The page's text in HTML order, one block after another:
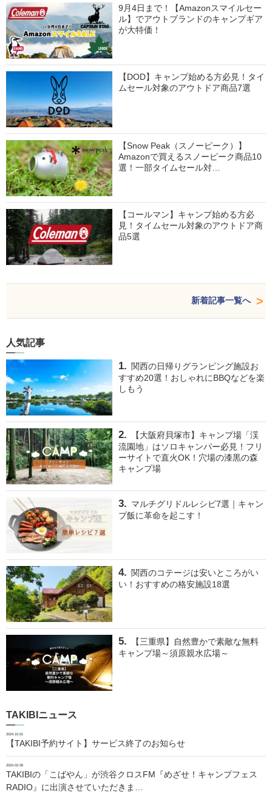
9月4日まで！【Amazonスマイルセー
ル】でアウトブランドのキャンプギア
が大特価！
【DOD】キャンプ始める方必見！タイ
ムセール対象のアウトドア商品7選
【Snow Peak（スノーピーク）】
Amazonで買えるスノーピーク商品10
選！一部タイムセール対…
【コールマン】キャンプ始める方必
見！タイムセール対象のアウトドア商
品5選
新着記事一覧へ
人気記事
関西の日帰りグランピング施設お
すすめ20選！おしゃれにBBQなどを楽
しもう
【大阪府貝塚市】キャンプ場「渓
流園地」はソロキャンパー必見！フリ
ーサイトで直火OK！穴場の漆黒の森
キャンプ場
マルチグリドルレシピ7選｜キャン
プ飯に革命を起こす！
関西のコテージは安いところがい
い！おすすめの格安施設18選
【三重県】自然豊かで素敵な無料
キャンプ場～須原親水広場～
TAKIBIニュース
2024.10.01
【TAKIBI予約サイト】サービス終了のお知らせ
2024.02.06
TAKIBIの「こばやん」が渋谷クロスFM『めざせ！キャンプフェス
RADIO』に出演させていただきま…